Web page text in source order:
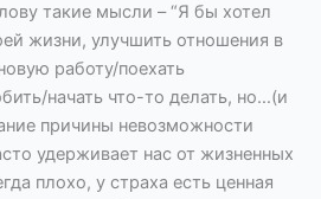
такие мысли – “Я бы хотел
жизни, улучшить отношения в
работу/поехать
начать что-то делать, но…(и
причины невозможности
удерживает нас от жизненных
плохо, у страха есть ценная